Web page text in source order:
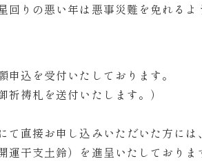
回りの悪い年は悪事災難を免れる
込を受付いたしております。
祈祷札を送付いたします。）
て直接お申し込みいただいた方に
干支土鈴）を進呈いたしておりま